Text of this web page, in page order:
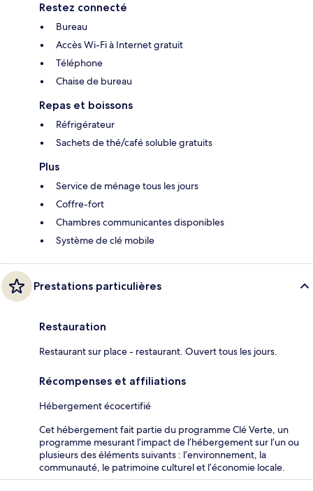
Restez connecté
Bureau
Accès Wi-Fi à Internet gratuit
Téléphone
Chaise de bureau
Repas et boissons
Réfrigérateur
Sachets de thé/café soluble gratuits
Plus
Service de ménage tous les jours
Coffre-fort
Chambres communicantes disponibles
Système de clé mobile
Prestations particulières
Restauration
Restaurant sur place - restaurant. Ouvert tous les jours.
Récompenses et affiliations
Hébergement écocertifié
Cet hébergement fait partie du programme Clé Verte, un
programme mesurant l’impact de l’hébergement sur l’un ou
plusieurs des éléments suivants : l’environnement, la
communauté, le patrimoine culturel et l’économie locale.